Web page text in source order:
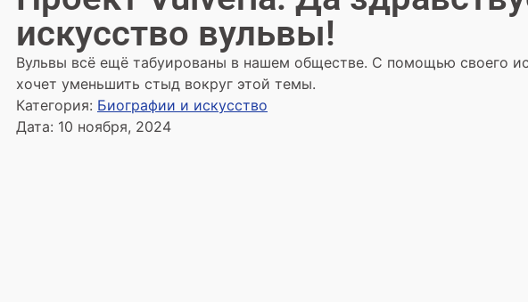
искусство вульвы!
Вульвы всё ещё табуированы в нашем обществе. С помощью своего
хочет уменьшить стыд вокруг этой темы.
Категория: Биографии и искусство
Дата: 10 ноября, 2024